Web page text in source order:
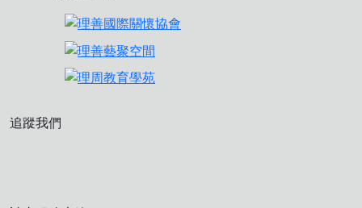
追蹤我們